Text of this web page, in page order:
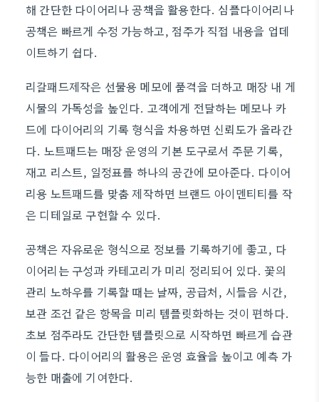
해 간단한 다이어리나 공책을 활용한다. 심플다이어리나
공책은 빠르게 수정 가능하고, 점주가 직접 내용을 업데
이트하기 쉽다.
리갈패드제작은 선물용 메모에 품격을 더하고 매장 내 게
시물의 가독성을 높인다. 고객에게 전달하는 메모나 카
드에 다이어리의 기록 형식을 차용하면 신뢰도가 올라간
다. 노트패드는 매장 운영의 기본 도구로서 주문 기록,
재고 리스트, 일정표를 하나의 공간에 모아준다. 다이어
리용 노트패드를 맞춤 제작하면 브랜드 아이덴티티를 작
은 디테일로 구현할 수 있다.
공책은 자유로운 형식으로 정보를 기록하기에 좋고, 다
이어리는 구성과 카테고리가 미리 정리되어 있다. 꽃의
관리 노하우를 기록할 때는 날짜, 공급처, 시들음 시간,
보관 조건 같은 항목을 미리 템플릿화하는 것이 편하다.
초보 점주라도 간단한 템플릿으로 시작하면 빠르게 습관
이 들다. 다이어리의 활용은 운영 효율을 높이고 예측 가
능한 매출에 기여한다.